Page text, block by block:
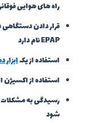
راه های هوایی
قرار دادن دستگاهی
EPAP نام دارد
استفاده از یکابزار
استفاده از
رسیدگی به
شود